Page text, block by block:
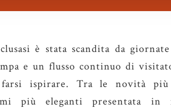
è stata scandita da
e un flusso continuo di
ispirare. Tra le novità più
più eleganti presentata in